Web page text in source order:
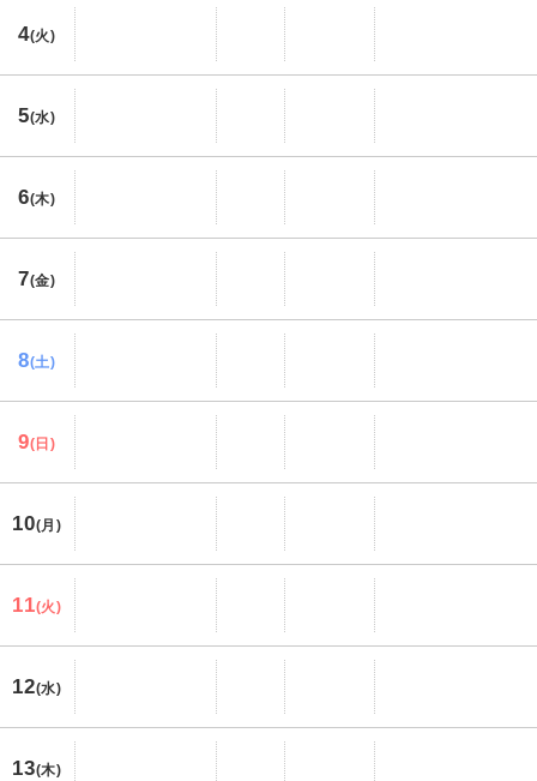
4(火)
5(水)
6(木)
7(金)
8(土)
9(日)
10(月)
11(火)
12(水)
13(木)